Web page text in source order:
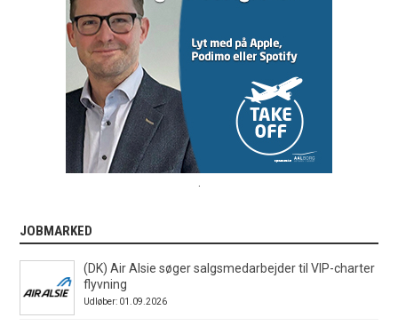
JOBMARKED
(DK) Air Alsie søger salgsmedarbejder til VIP-charter
flyvning
Udløber: 01.09.2026